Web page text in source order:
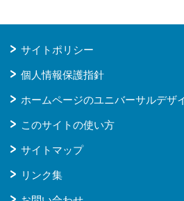
サイトポリシー
個人情報保護指針
ホームページのユニバーサルデザ
このサイトの使い方
サイトマップ
リンク集